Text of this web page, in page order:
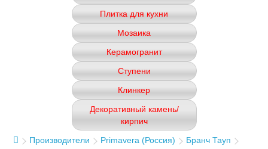
Плитка для кухни
Мозаика
Керамогранит
Ступени
Клинкер
Декоративный камень/
кирпич
Производители
Primavera (Россия) Бранч Тауп